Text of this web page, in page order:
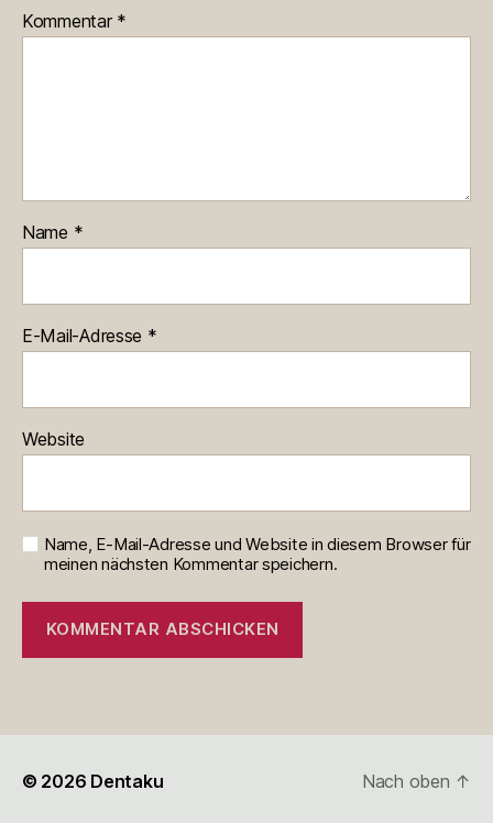
Kommentar *
Name *
E-Mail-Adresse *
Website
Name, E-Mail-Adresse und Website in diesem Browser für
meinen nächsten Kommentar speichern.
© 2026 Dentaku Nach oben ↑